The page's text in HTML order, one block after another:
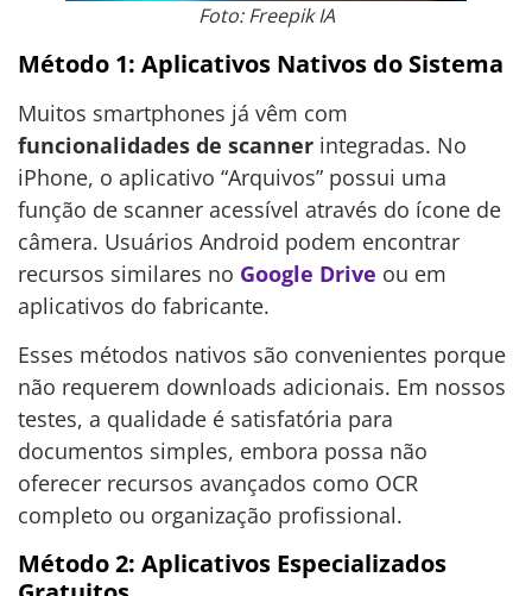
Foto: Freepik IA
Método 1: Aplicativos Nativos do Sistema
Muitos smartphones já vêm com
funcionalidades de scanner integradas. No
iPhone, o aplicativo “Arquivos” possui uma
função de scanner acessível através do ícone de
câmera. Usuários Android podem encontrar
recursos similares no Google Drive ou em
aplicativos do fabricante.
Esses métodos nativos são convenientes porque
não requerem downloads adicionais. Em nossos
testes, a qualidade é satisfatória para
documentos simples, embora possa não
oferecer recursos avançados como OCR
completo ou organização profissional.
Método 2: Aplicativos Especializados